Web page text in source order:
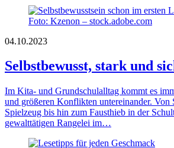
Foto: Kzenon – stock.adobe.com
04.10.2023
Selbstbewusst, stark und
Im Kita- und Grundschulalltag kommt es
und größeren Konflikten untereinander. Von
Spielzeug bis hin zum Fausthieb in der
gewalttätigen Rangelei im…